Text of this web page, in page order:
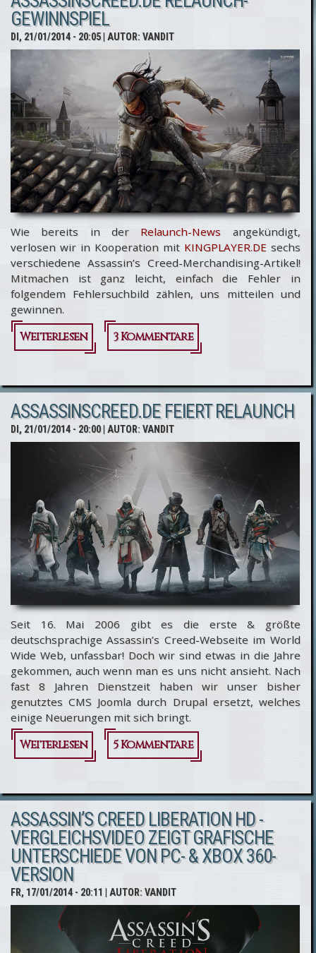
ausgeschlossen
GEWINNSPIEL
DI, 21/01/2014 - 20:05| AUTOR:VANDIT
Wie bereits in der Relaunch-News angekündigt,
verlosen wir in Kooperation mit KINGPLAYER.DEsechs
verschiedene Assassin’s Creed-Merchandising-Artikel!
Mitmachen ist ganz leicht, einfach die Fehler in
folgendem Fehlersuchbild zählen, uns mitteilen und
gewinnen.
Weiterlesen
über
Relaunch-
Gewinnspiel
3 Kommentare
ASSASSINSCREED.DE FEIERT RELAUNCH
DI, 21/01/2014 - 20:00| AUTOR:VANDIT
Seit 16. Mai 2006 gibt es die erste & größte
deutschsprachige Assassin’s Creed-Webseite im World
Wide Web, unfassbar! Doch wir sind etwas in die Jahre
gekommen, auch wenn man es uns nicht ansieht. Nach
fast 8 Jahren Dienstzeit haben wir unser bisher
genutztes CMS Joomla durch Drupal ersetzt, welches
einige Neuerungen mit sich bringt.
Weiterlesen
über
feiert Relaunch
5 Kommentare
ASSASSIN’S CREED LIBERATION HD -
VERGLEICHSVIDEO ZEIGT GRAFISCHE
UNTERSCHIEDE VON PC- & XBOX 360-
VERSION
FR, 17/01/2014 - 20:11 | AUTOR:VANDIT